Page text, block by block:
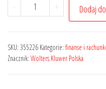
-
ilość
Przegląd
-
Nr
+ Dodaj
SKU: 355226 Kategorie: finanse i
Znacznik: Wolters Kluwer Polska